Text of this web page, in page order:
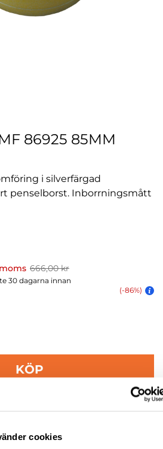
cookies
86925 85MM
i silverfärgad
penselborst. Inborrningsmått
666,00 kr
30 dagarna innan
(-86%)
KÖP